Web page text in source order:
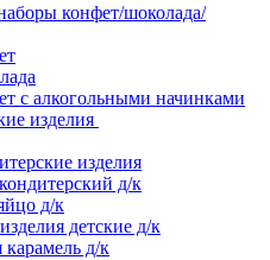
конфет/шоколада/
с алкогольными начинками
изделия
изделия
д/к
д/к
детские д/к
карамель д/к